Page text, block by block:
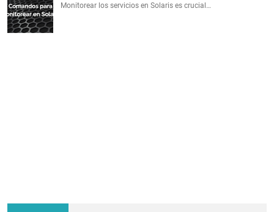
Monitorear los servicios en Solaris es crucial…